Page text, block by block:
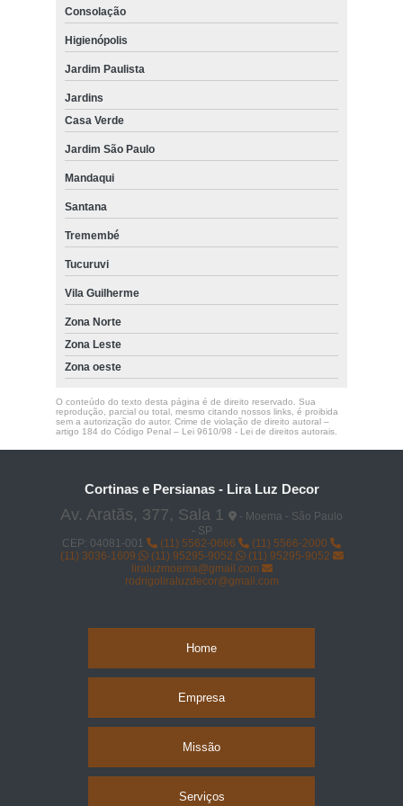
loja para comprar piso vinílico de madeira Zona oeste
comprar piso vinílico autocolante valor Jardim Paulista
onde comprar piso vinílico amadeirado Mandaqui
onde comprar piso vinílico de encaixe em réguas Sacomã
onde comprar piso vinílico autoadesivo Tucuruvi
Consolação
Higienópolis
Jardim Paulista
Jardins
Casa Verde
Jardim São Paulo
Mandaqui
Santana
Tremembé
Tucuruvi
Vila Guilherme
Zona Norte
Zona Leste
Zona oeste
O conteúdo do texto desta página é de direito reservado. Sua
reprodução, parcial ou total, mesmo citando nossos links, é proibida
sem a autorização do autor. Crime de violação de direito autoral –
artigo 184 do Código Penal – Lei 9610/98 - Lei de direitos autorais.
Cortinas e Persianas - Lira Luz Decor
Av. Aratãs, 377, Sala 1
- Moema - São Paulo
- SP
CEP: 04081-001
(11) 5562-0666
(11) 5566-2000
(11) 3036-1609
(11) 95295-9052
(11) 95295-9052
liraluzmoema@gmail.com
rodrigoliraluzdecor@gmail.com
Home
Empresa
Missão
Serviços